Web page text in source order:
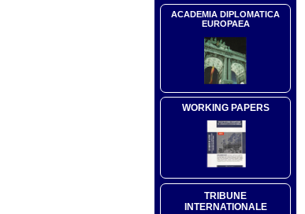
ACADEMIA DIPLOMATICA
EUROPAEA
WORKING PAPERS
TRIBUNE
INTERNATIONALE